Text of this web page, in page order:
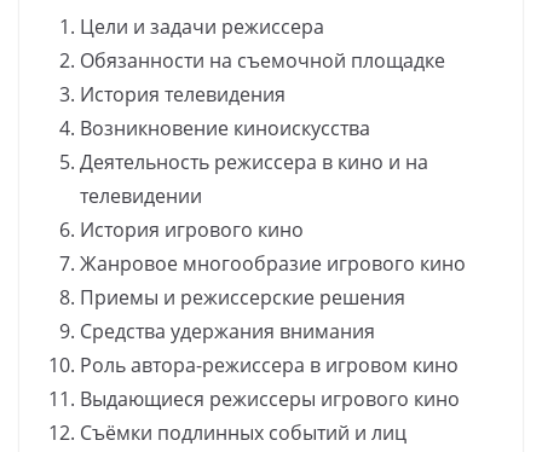
Цели и задачи режиссера
Обязанности на съемочной площадке
История телевидения
Возникновение киноискусства
Деятельность режиссера в кино и на
телевидении
История игрового кино
Жанровое многообразие игрового кино
Приемы и режиссерские решения
Средства удержания внимания
Роль автора-режиссера в игровом кино
Выдающиеся режиссеры игрового кино
Съёмки подлинных событий и лиц